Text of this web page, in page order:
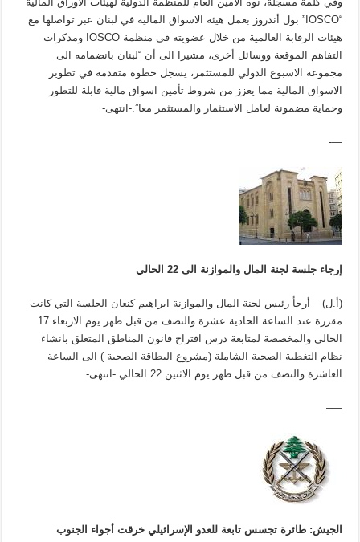
“IOSCO” بول أندروز بعمل هيئة الاسواق المالية في لبنان عبر تواصلها مع
هيئات الرقابة العالمية من خلال عضويته في منظمة IOSCO ومذكرات
التفاهم الموقعة ووسائل أخرى، مشيرا الى أن “لبنان بانضمامه الى
مجموعة الاسبوع الدولي للمستثمر، يسجل خطوة متقدمة في تطوير
الاسواق المالية مما يعزز من شروط تأمين اسواق مالية قابلة للتطور
وحماية مضمونة لعامل الاستثمار والمستثمر معا”.-انتهى-
—-
إرجاء جلسة لجنة المال والموازنة الى 22 الحالي
(أ.ل) – أرجأ رئيس لجنة المال والموازنة ابراهيم كنعان الجلسة التي كانت
مقررة عند الساعة الحادية عشرة والنصف من قبل ظهر يوم الاربعاء 17
الحالي والمخصصة لمتابعة درس اقتراح قانون المناطق المتعلق بانشاء
نظام التغطية الصحية الشاملة (مشروع البطاقة الصحية ) الى الساعة
العاشرة والنصف من قبل ظهر يوم الاثنين 22 الحالي.-انتهى-
—–
الجيش: طائرة تجسس تابعة للعدو الإسرائيلي خرقت أجواء الجنوب